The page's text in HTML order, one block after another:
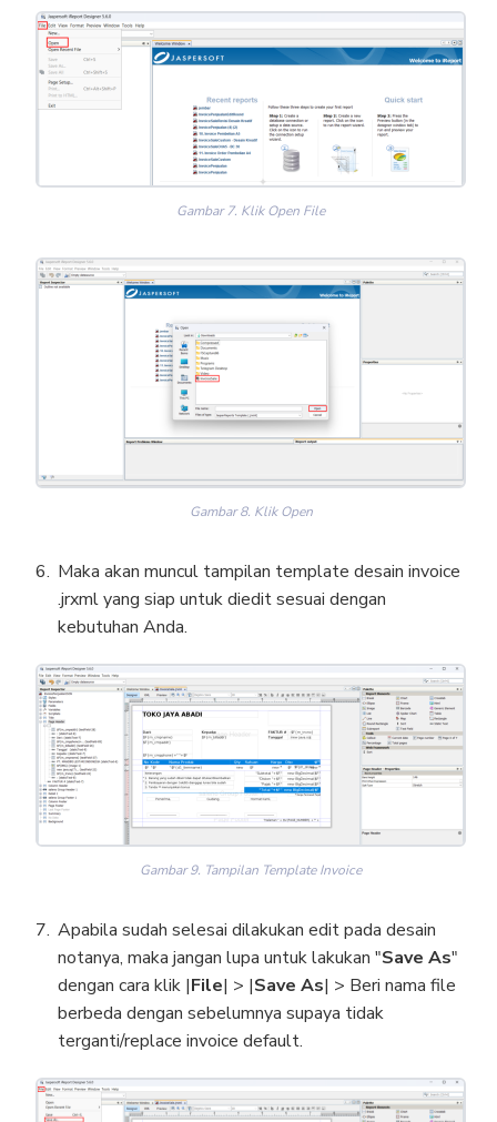
Gambar 7. Klik Open File
Gambar 8. Klik Open
Maka akan muncul tampilan template desain invoice
.jrxml yang siap untuk diedit sesuai dengan
kebutuhan Anda.
Gambar 9. Tampilan Template Invoice
Apabila sudah selesai dilakukan edit pada desain
notanya, maka jangan lupa untuk lakukan "Save As"
dengan cara klik |File| > |Save As| > Beri nama file
berbeda dengan sebelumnya supaya tidak
terganti/replace invoice default.